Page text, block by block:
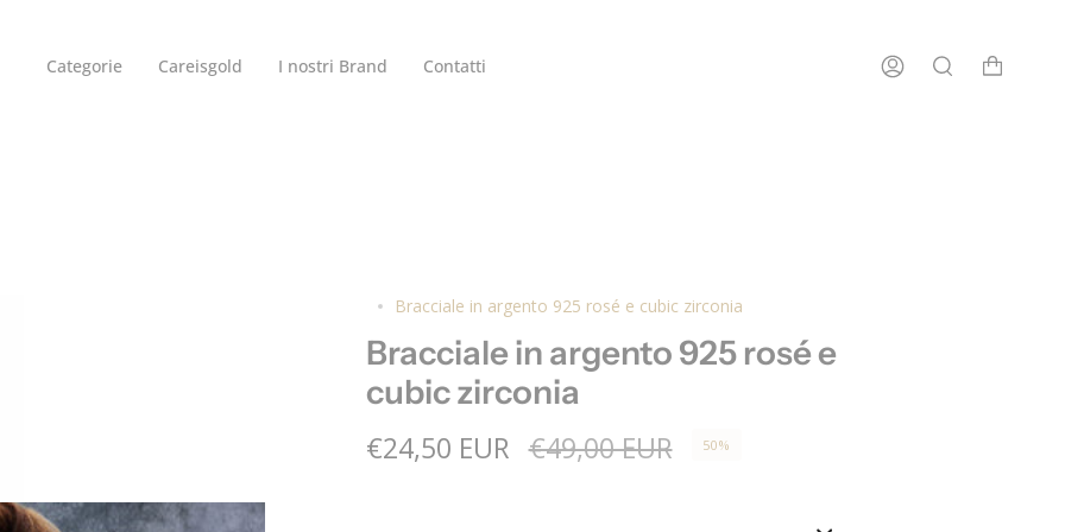
Categorie Careisgold I nostri Brand Contatti
Bracciale in argento 925 rosé e cubic zirconia
Bracciale in argento 925 rosé e
cubic zirconia
€24,50 EUR €49,00 EUR 50%